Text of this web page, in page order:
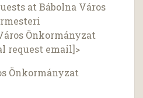
at Bábolna Város
Önkormányzat
request email]>
Önkormányzat